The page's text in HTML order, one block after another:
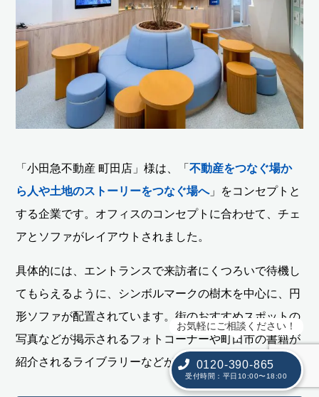
お気軽にご相談ください！
0120-390-865
受付時間：平日10:00〜18:00
「小田急不動産 町田店」様は、「不動産をつなぐ場か
ら人や土地のストーリーをつなぐ場へ」をコンセプトと
する企業です。オフィスのコンセプトに合わせて、チェ
アとソファがレイアウトされました。
具体的には、エントランスで来訪者にくつろいで待機し
てもらえるように、シンボルマークの樹木を中心に、円
形ソファが配置されています。街のおすすめスポットの
写真などが掲示されるフォトコーナーや町田市の書籍が
紹介されるライブラリーなどが設置されています。